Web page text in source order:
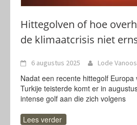
Hittegolven of hoe
de klimaatcrisis niet
6 augustus 2025 Lode
Nadat een recente hittegolf Europa
Turkije teisterde komt er in
intense golf aan die zich volgens
Lees verder